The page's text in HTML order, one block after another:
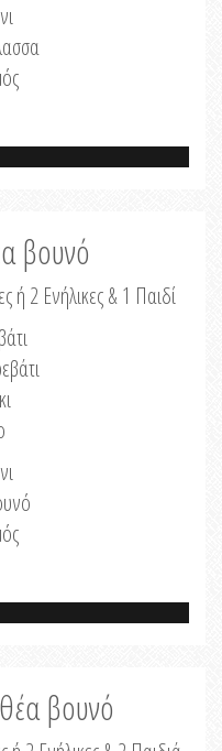
βουνό
ή 2 Ενήλικες & 1 Παιδί
βουνό